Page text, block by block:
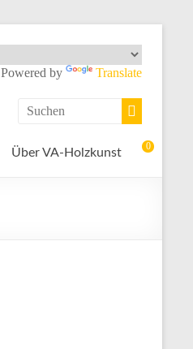
Powered by Translate
0
Über VA-Holzkunst